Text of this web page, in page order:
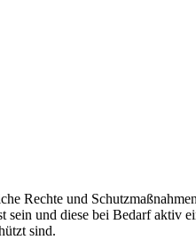
Rechte und
und diese bei Bedarf
sind.